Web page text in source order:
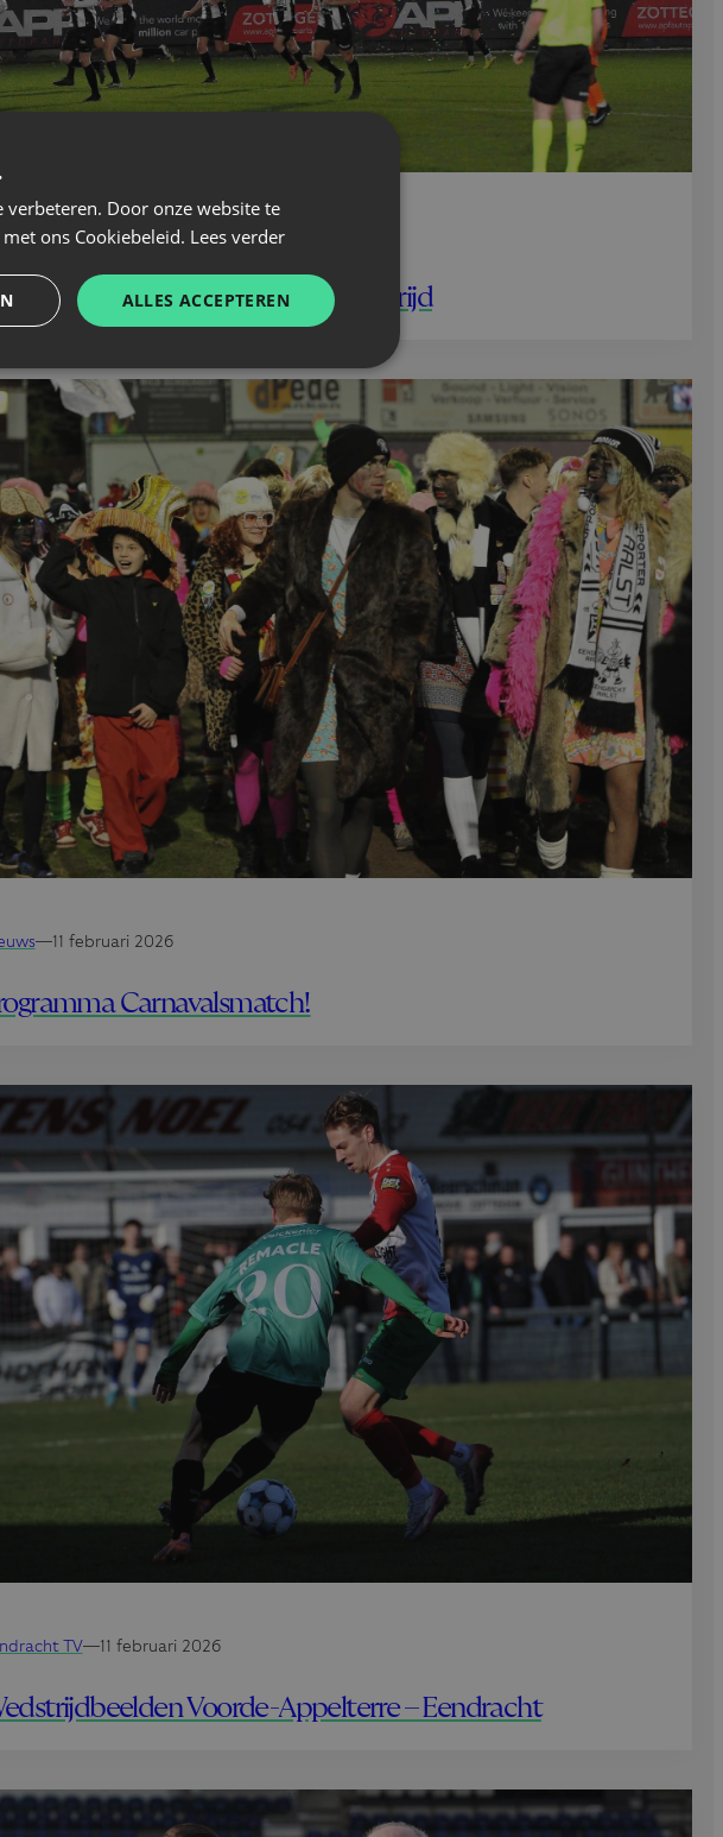
TV—14 februari 2026
en acties uit de Carnavalswedstrijd
—11 februari 2026
Carnavalsmatch!
TV—11 februari 2026
Voorde-Appelterre – Eendracht
Door onze website te
ons Cookiebeleid. Lees verder
ALLES ACCEPTEREN